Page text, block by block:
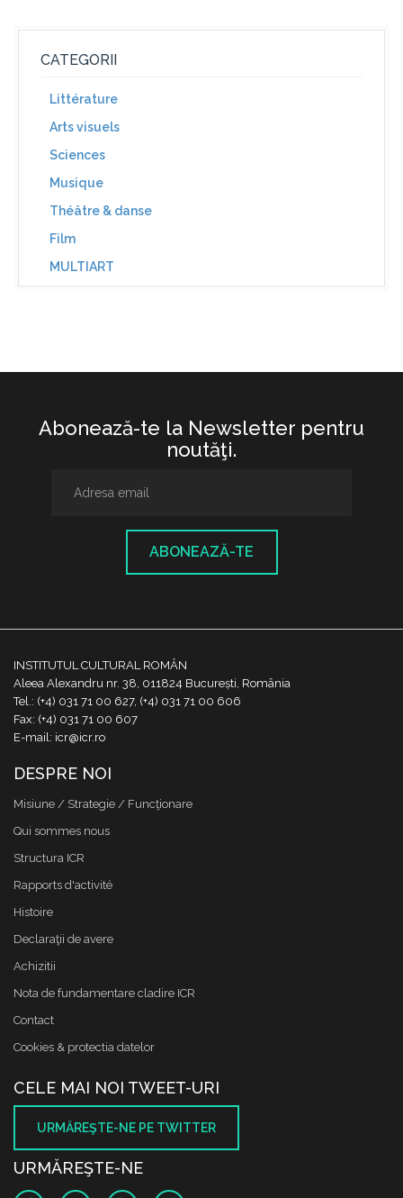
CATEGORII
Littérature
Arts visuels
Sciences
Musique
Théâtre & danse
Film
MULTIART
Abonează-te la Newsletter pentru
noutăţi.
ABONEAZĂ-TE
INSTITUTUL CULTURAL ROMÂN
Aleea Alexandru nr. 38, 011824 București, România
Tel.: (+4) 031 71 00 627, (+4) 031 71 00 606
Fax: (+4) 031 71 00 607
E-mail: icr@icr.ro
DESPRE NOI
Misiune / Strategie / Funcţionare
Qui sommes nous
Structura ICR
Rapports d'activité
Histoire
Declaraţii de avere
Achizitii
Nota de fundamentare cladire ICR
Contact
Cookies & protectia datelor
CELE MAI NOI TWEET-URI
URMĂREŞTE-NE PE TWITTER
URMĂREŞTE-NE